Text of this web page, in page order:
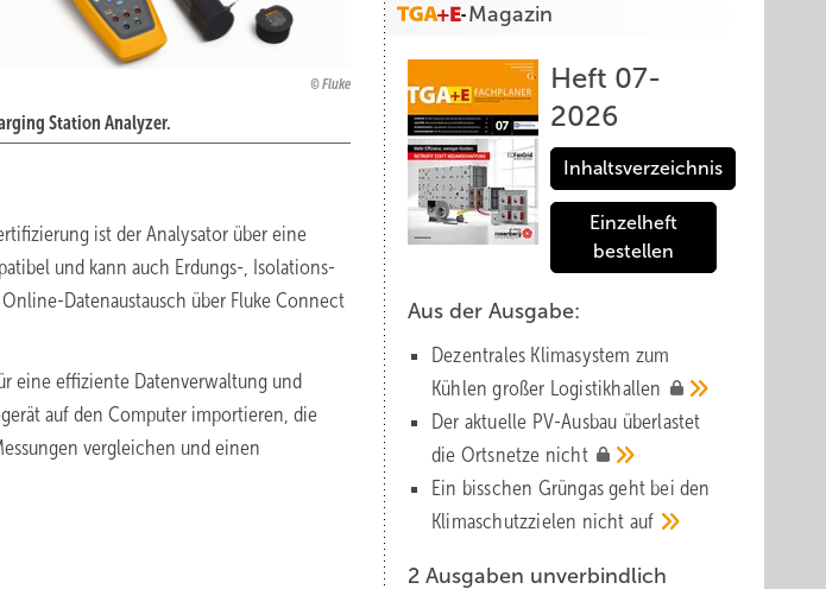
Fluke
Station Analyzer.
ist der Analysator über eine
und kann auch Erdungs-, Isolations-
Datenaustausch über Fluke Connect
eine effiziente Datenverwaltung und
auf den Computer importieren, die
vergleichen und einen
Magazin
Heft 07-
2026
Inhaltsverzeichnis
Einzelheft
bestellen
Aus der Ausgabe:
Dezentrales Klimasystem zum
Kühlen großer Logistik­hallen
Der aktuelle PV-Ausbau über­lastet
die Orts­netze nicht
Ein bisschen Grüngas geht bei den
Klima­schutz­zielen nicht auf
2 Ausgaben unverbindlich